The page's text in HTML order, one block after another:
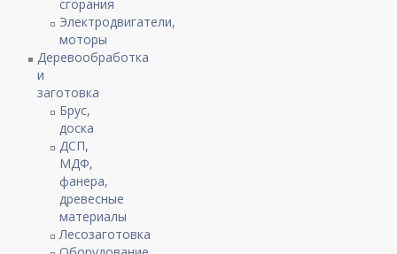
сгорания
Электродвигатели,
моторы
Деревообработка
и
заготовка
Брус,
доска
ДСП,
МДФ,
фанера,
древесные
материалы
Лесозаготовка